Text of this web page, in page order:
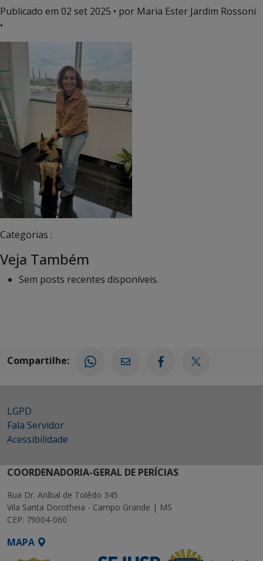
Publicado em 02 set 2025 • por Maria Ester Jardim Rossoni
•
Categorias :
Veja Também
Sem posts recentes disponíveis.
Compartilhe:
LGPD
Fala Servidor
Acessibilidade
COORDENADORIA-GERAL DE PERÍCIAS
Rua Dr. Aníbal de Tolêdo 345
Vila Santa Dorotheia - Campo Grande | MS
CEP: 79004-060
MAPA